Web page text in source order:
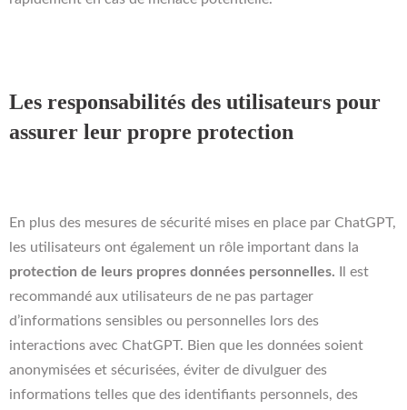
Les responsabilités des utilisateurs pour
assurer leur propre protection
En plus des mesures de sécurité mises en place par ChatGPT,
les utilisateurs ont également un rôle important dans la
protection de leurs propres données personnelles. Il est
recommandé aux utilisateurs de ne pas partager
d’informations sensibles ou personnelles lors des
interactions avec ChatGPT. Bien que les données soient
anonymisées et sécurisées, éviter de divulguer des
informations telles que des identifiants personnels, des